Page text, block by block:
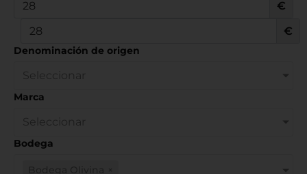
€
€
Denominación de origen
Seleccionar
Marca
Seleccionar
Bodega